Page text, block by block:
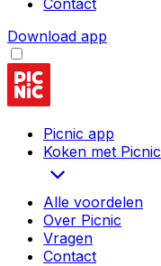
Contact
Download app
Picnic app
Koken met Picnic
Alle voordelen
Over Picnic
Vragen
Contact